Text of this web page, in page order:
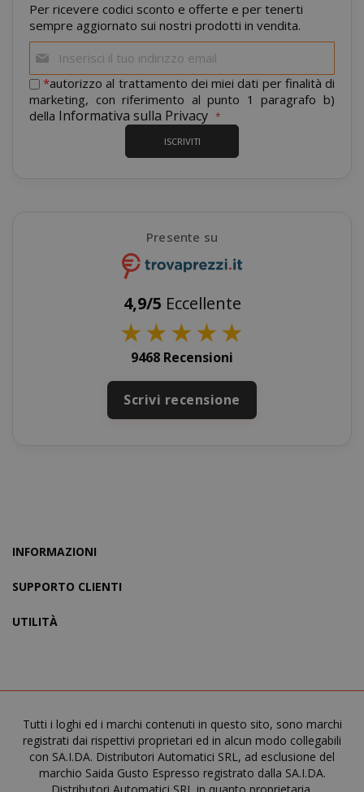
Per ricevere codici sconto e offerte e per tenerti
sempre aggiornato sui nostri prodotti in vendita.
alla
nostra
newsletter:
*autorizzo al trattamento dei miei dati per finalità di
marketing, con riferimento al punto 1 paragrafo b)
della Informativa sulla Privacy
ISCRIVITI
Presente su
4,9/5 Eccellente
★★★★★
9468 Recensioni
Scrivi recensione
INFORMAZIONI
SUPPORTO CLIENTI
UTILITÀ
Tutti i loghi ed i marchi contenuti in questo sito, sono marchi
registrati dai rispettivi proprietari ed in alcun modo collegabili
con SA.I.DA. Distributori Automatici SRL, ad esclusione del
marchio Saida Gusto Espresso registrato dalla SA.I.DA.
CrossDomainCookieScriptConsent_105
recently_compared_product
recently_viewed_product_previous